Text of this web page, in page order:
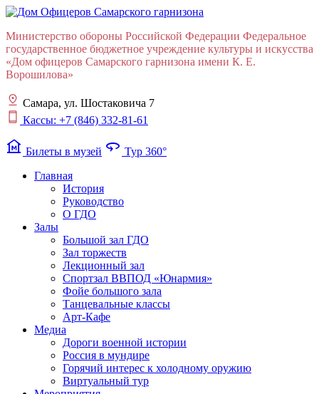
Министерство обороны Российской Федерации Федеральное
государственное бюджетное учреждение культуры и искусства
«Дом офицеров Cамарского гарнизона имени К. Е.
Ворошилова»
Самара, ул. Шостаковича 7
Кассы: +7 (846) 332-81-61
museum Билеты в музей 360 Тур 360°
Главная
История
Руководство
О ГДО
Залы
Большой зал ГДО
Зал торжеств
Лекционный зал
Cпортзал ВВПОД «Юнармия»
Фойе большого зала
Танцевальные классы
Арт-Кафе
Медиа
Дороги военной истории
Россия в мундире
Горячий интерес к холодному оружию
Виртуальный тур